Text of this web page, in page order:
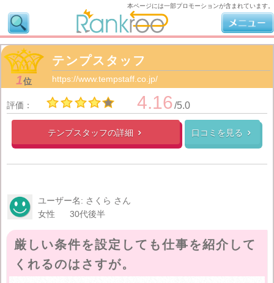
1位
テンプスタッフ
https://www.tempstaff.co.jp/
評価： 4.16/5.0
テンプスタッフの詳細  口コミを見る 
ユーザー名: さくら さん
女性
30代後半
厳しい条件を設定しても仕事を紹介して
くれるのはさすが。
本ページには一部プロモーションが含まれています。